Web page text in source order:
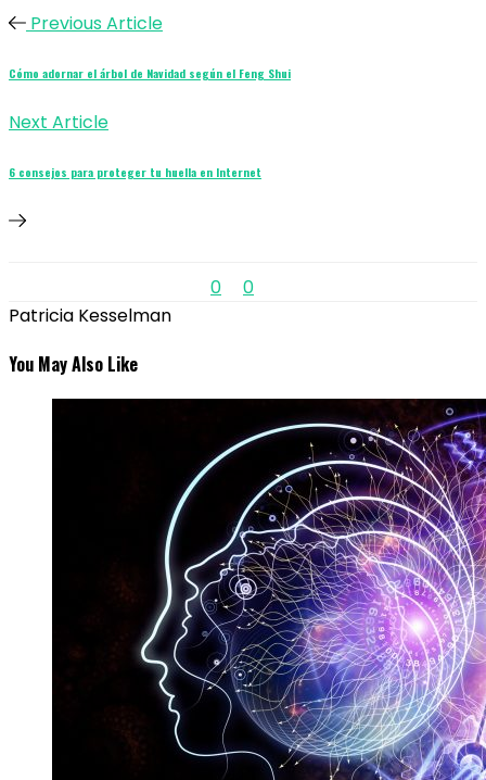
Previous Article
Cómo adornar el árbol de Navidad según el Feng Shui
Next Article
6 consejos para proteger tu huella en Internet
0
0
Patricia Kesselman
You May Also Like